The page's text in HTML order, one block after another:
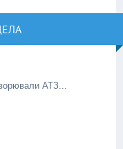
АТЗ...